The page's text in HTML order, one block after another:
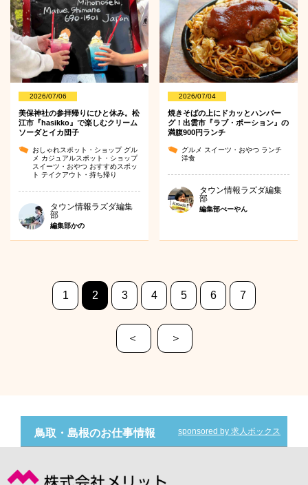
2026/07/06
美保神社の参拝帰りにひと休み。松
江市『hasikko』で楽しむクリーム
ソーダとイカ団子
おしゃれスポット・ショップ グル
メ カジュアルスポット・ショップ
スイーツ・おやつ おすすめスポッ
ト テイクアウト・持ち帰り
タウン情報ラズダ編集
部
編集部かの
2026/07/04
焼きそばの上にドカッとハンバー
グ！出雲市『ラブ・ポーション』の
満腹900円ランチ
グルメ スイーツ・おやつ ランチ
洋食
タウン情報ラズダ編集
部
編集部べーやん
1 2 3 4 5 6 7
＜ ＞
鳥取・島根のお仕事情報 sponsored by 求人ボックス